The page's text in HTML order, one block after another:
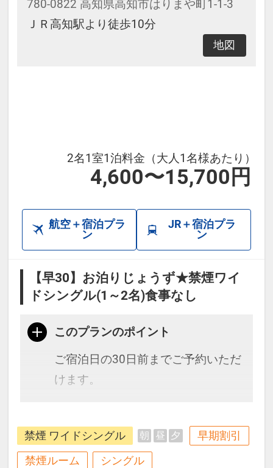
780-0822 高知県高知市はりまや町1-1-3
ＪＲ高知駅より徒歩10分
地図
2名1室1泊料金（大人1名様あたり）
4,600〜15,700円
航空＋宿泊プラ
ン
JR＋宿泊プラ
ン
【早30】お泊りじょうず★禁煙ワイ
ドシングル(1～2名)食事なし
このプランのポイント
ご宿泊日の30日前までご予約いただ
けます。
の前すぐ、JR高知駅からも徒歩約10
分！
禁煙 ワイドシングル 朝 昼 夕 早期割引
禁煙ルーム シングル